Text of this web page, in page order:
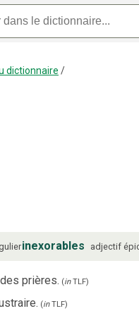
dictionnaire /
inexorables adjectif
prières. (inTLF)
(inTLF)